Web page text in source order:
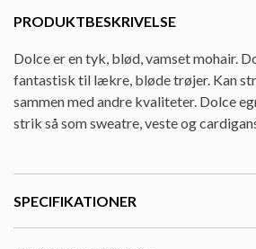
PRODUKTBESKRIVELSE
Dolce er en tyk, blød, vamset mohair.
fantastisk til lækre, bløde trøjer. Kan
sammen med andre kvaliteter. Dolce
strik så som sweatre, veste og
SPECIFIKATIONER